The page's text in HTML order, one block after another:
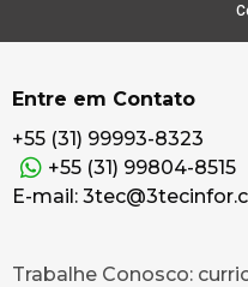
Entre em Contato
+55 (31) 99993-8323
+55 (31) 99804-8515
E-mail:
Trabalhe Conosco: